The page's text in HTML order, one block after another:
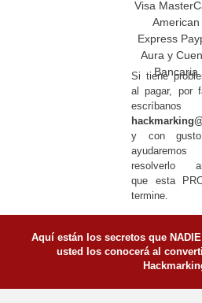
Si tiene
al pagar, por
y con
resolverlo
que esta
termine.
Aquí están los secretos que
usted los conocerá al